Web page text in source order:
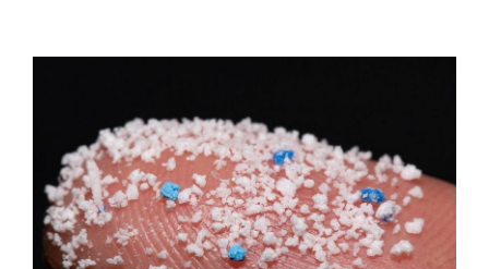
Estudiantes
Funcionarios
Alumni